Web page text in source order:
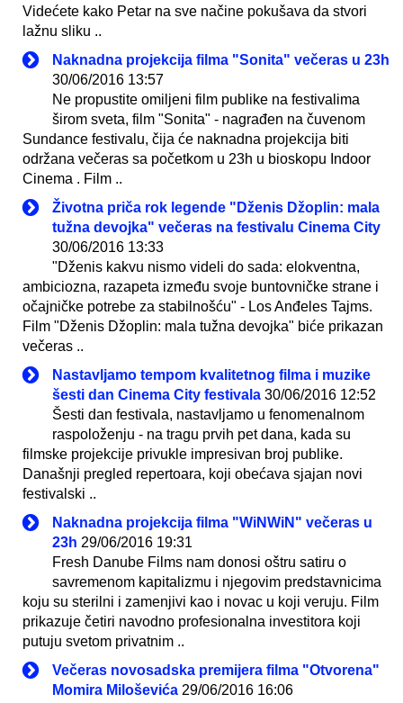
Videćete kako Petar na sve načine pokušava da stvori
lažnu sliku ..
Naknadna projekcija filma "Sonita" večeras u 23h
30/06/2016 13:57
Ne propustite omiljeni film publike na festivalima
širom sveta, film "Sonita" - nagrađen na čuvenom
Sundance festivalu, čija će naknadna projekcija biti
održana večeras sa početkom u 23h u bioskopu Indoor
Cinema . Film ..
Životna priča rok legende "Dženis Džoplin: mala
tužna devojka" večeras na festivalu Cinema City
30/06/2016 13:33
"Dženis kakvu nismo videli do sada: elokventna,
ambiciozna, razapeta između svoje buntovničke strane i
očajničke potrebe za stabilnošću" - Los Anđeles Tajms.
Film "Dženis Džoplin: mala tužna devojka" biće prikazan
večeras ..
Nastavljamo tempom kvalitetnog filma i muzike
šesti dan Cinema City festivala 30/06/2016 12:52
Šesti dan festivala, nastavljamo u fenomenalnom
raspoloženju - na tragu prvih pet dana, kada su
filmske projekcije privukle impresivan broj publike.
Današnji pregled repertoara, koji obećava sjajan novi
festivalski ..
Naknadna projekcija filma "WiNWiN" večeras u
23h 29/06/2016 19:31
Fresh Danube Films nam donosi oštru satiru o
savremenom kapitalizmu i njegovim predstavnicima
koju su sterilni i zamenjivi kao i novac u koji veruju. Film
prikazuje četiri navodno profesionalna investitora koji
putuju svetom privatnim ..
Večeras novosadska premijera filma "Otvorena"
Momira Miloševića 29/06/2016 16:06